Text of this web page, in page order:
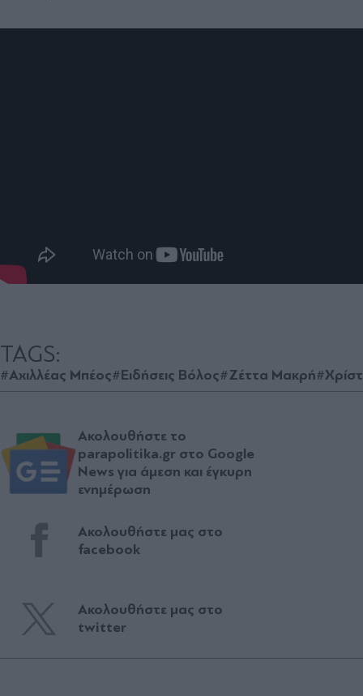
TAGS:
#Αχιλλέας Μπέος#Ειδήσεις Βόλος#Ζέττα Μακρή
Ακολουθήστε το
parapolitika.gr στο Google
News για άμεση και έγκυρη
ενημέρωση
Ακολουθήστε μας στο
facebook
Ακολουθήστε μας στο
twitter